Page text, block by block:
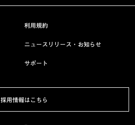
利用規約
ニュースリリース・お知らせ
サポート
採用情報はこちら